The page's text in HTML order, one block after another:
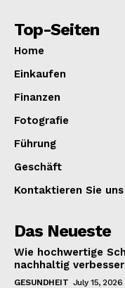
Top-Seiten
Home
Einkaufen
Finanzen
Fotografie
Führung
Geschäft
Kontaktieren Sie uns
Das Neueste
Wie hochwertige
nachhaltig
GESUNDHEIT July 15, 2026